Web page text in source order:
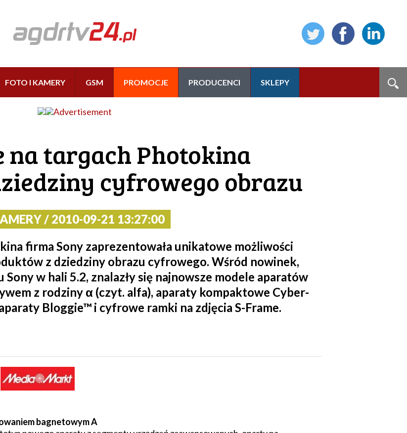
FOTO I KAMERY GSM PROMOCJE PRODUCENCI SKLEPY
na targach Photokina
cyfrowego obrazu
/ 2010-09-21 13:27:00
firma Sony zaprezentowała unikatowe możliwości
z dziedziny obrazu cyfrowego. Wśród nowinek,
w hali 5.2, znalazły się najnowsze modele aparatów
z rodziny α (czyt. alfa), aparaty kompaktowe Cyber-
Bloggie™ i cyfrowe ramki na zdjęcia S-Frame.
bagnetowym A